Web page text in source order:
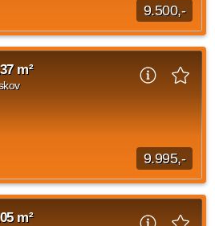
9.500,-
Stormarks Allé, Nakskov med et
husleje er på 9.500 kroner.
m²
9.995,-
juli 2026 fremstående nyrenoveret,
nye beboere.
m²